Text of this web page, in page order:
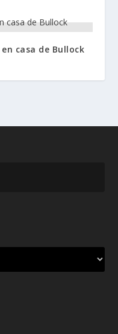
casa de Bullock